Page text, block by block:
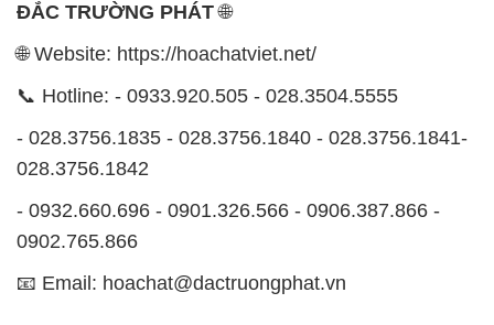
ĐẮC TRƯỜNG PHÁT🌐
🌐 Website: https://hoachatviet.net/
📞 Hotline: - 0933.920.505 - 028.3504.5555
- 028.3756.1835 - 028.3756.1840 - 028.3756.1841-
028.3756.1842
- 0932.660.696 - 0901.326.566 - 0906.387.866 -
0902.765.866
📧 Email: hoachat@dactruongphat.vn